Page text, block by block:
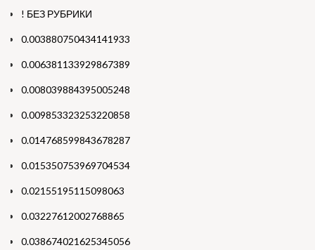
! БЕЗ РУБРИКИ
0.003880750434141933
0.006381133929867389
0.008039884395005248
0.009853323253220858
0.014768599843678287
0.015350753969704534
0.02155195115098063
0.03227612002768865
0.038674021625345056